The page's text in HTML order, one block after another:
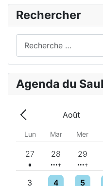
Rechercher
Agenda du
Précédent - Mois
Mois
Lun Mar Mer
27
Un évènement
28
5 évènements
29
5
3 4
5 évènements
5
4